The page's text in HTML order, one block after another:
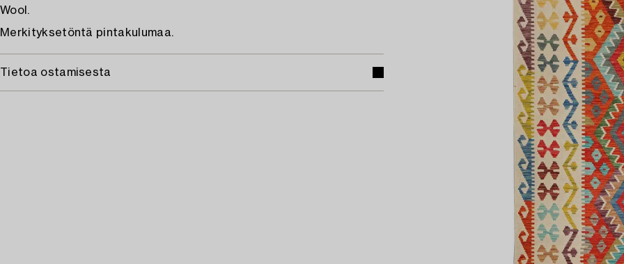
Wool.
Merkityksetöntä pintakulumaa.
Tietoa ostamisesta